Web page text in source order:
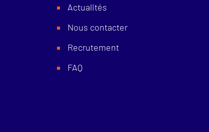
Actualités
Nous contacter
Recrutement
FAQ